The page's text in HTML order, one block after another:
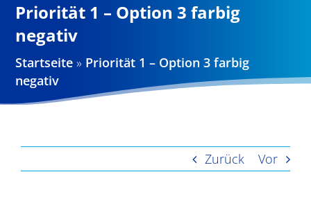
Projekte
Aktuelles
Priorität 1 – Option 3 farbig
negativ
Startseite » Priorität 1 – Option 3 farbig
negativ
Zurück Vor